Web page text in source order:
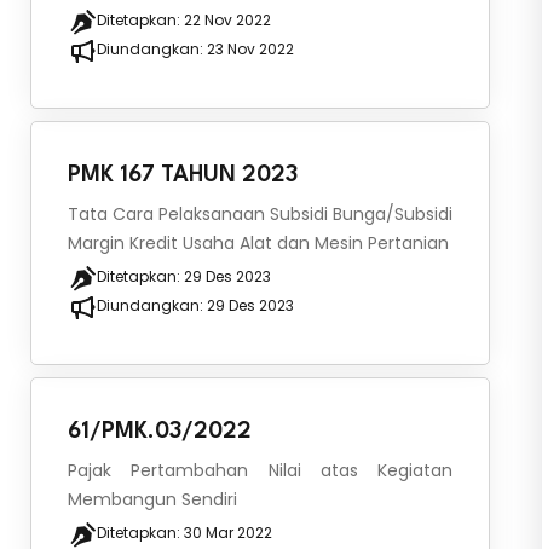
Ditetapkan: 22 Nov 2022
Diundangkan: 23 Nov 2022
PMK 167 TAHUN 2023
Tata Cara Pelaksanaan Subsidi Bunga/Subsidi
Margin Kredit Usaha Alat dan Mesin Pertanian
Ditetapkan: 29 Des 2023
Diundangkan: 29 Des 2023
61/PMK.03/2022
Pajak Pertambahan Nilai atas Kegiatan
Membangun Sendiri
Ditetapkan: 30 Mar 2022